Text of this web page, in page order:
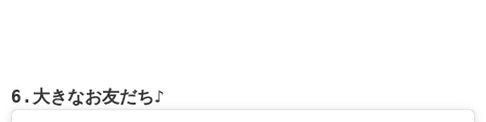
6.大きなお友だち♪